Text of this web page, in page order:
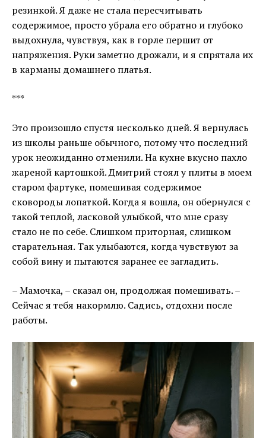
резинкой. Я даже не стала пересчитывать
содержимое, просто убрала его обратно и глубоко
выдохнула, чувствуя, как в горле першит от
напряжения. Руки заметно дрожали, и я спрятала их
в карманы домашнего платья.
***
Это произошло спустя несколько дней. Я вернулась
из школы раньше обычного, потому что последний
урок неожиданно отменили. На кухне вкусно пахло
жареной картошкой. Дмитрий стоял у плиты в моем
старом фартуке, помешивая содержимое
сковороды лопаткой. Когда я вошла, он обернулся с
такой теплой, ласковой улыбкой, что мне сразу
стало не по себе. Слишком приторная, слишком
старательная. Так улыбаются, когда чувствуют за
собой вину и пытаются заранее ее загладить.
– Мамочка, – сказал он, продолжая помешивать. –
Сейчас я тебя накормлю. Садись, отдохни после
работы.